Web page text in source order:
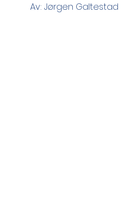
Av: Jørgen Galtestad